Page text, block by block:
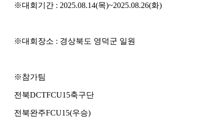
※대회기간 : 2025.08.14(목)~2025.08.26(화)
※대회장소 : 경상북도 영덕군 일원
※참가팀
전북DCTFCU15축구단
전북완주FCU15(우승)